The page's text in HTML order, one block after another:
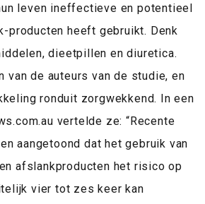
leven ineffectieve en potentieel
producten heeft gebruikt. Denk
dieetpillen en diuretica.
van de auteurs van de studie, en
ronduit zorgwekkend. In een
vertelde ze: “Recente
aangetoond dat het gebruik van
afslankproducten het risico op
vier tot zes keer kan